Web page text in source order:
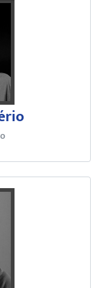
Relações
em Direito pela